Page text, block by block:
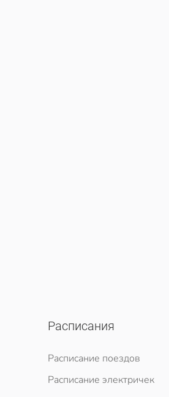
Расписания
Расписание поездов
Расписание электричек